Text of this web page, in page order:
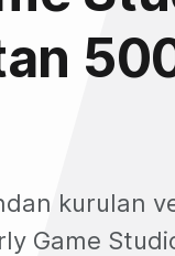
kurulan
Game